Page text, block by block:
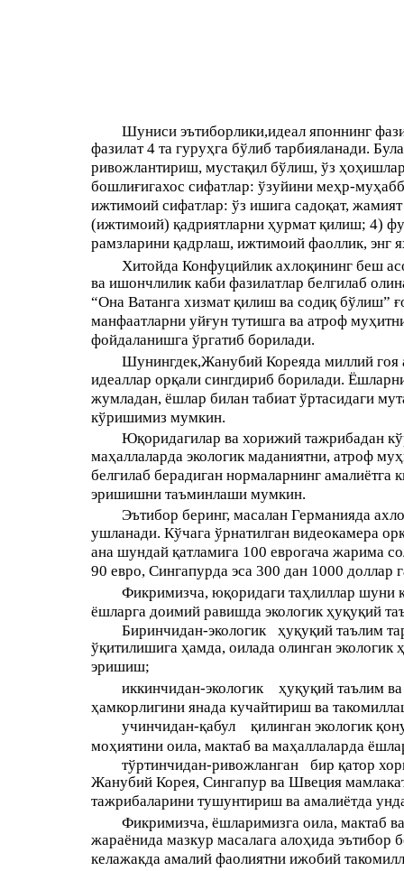
Шуниси эътиборлики,идеал японнинг
фазилат 4 та гуруҳга бўлиб тарбияланади.
ривожлантириш, мустақил бўлиш, ўз
бошлиғигахос сифатлар: ўзуйини меҳр-
ижтимоий сифатлар: ўз ишига садоқат,
(ижтимоий) қадриятларни ҳурмат қилиш; 4)
рамзларини қадрлаш, ижтимоий фаоллик, энг
Хитойда Конфуцийлик ахлоқининг беш
ва ишончлилик каби фазилатлар белгилаб
“Она Ватанга хизмат қилиш ва содиқ бўлиш”
манфаатларни уйғун тутишга ва атроф
фойдаланишга ўргатиб борилади.
Шунингдек,Жанубий Кореяда миллий гоя
идеаллар орқали сингдириб борилади.
жумладан, ёшлар билан табиат ўртасидаги
кўришимиз мумкин.
Юқоридагилар ва хорижий тажрибадан
маҳаллаларда экологик маданиятни, атроф
белгилаб берадиган нормаларнинг
эришишни таъминлаши мумкин.
Эътибор беринг, масалан Германияда
ушланади. Кўчага ўрнатилган видеокамера
ана шундай қатламига 100 еврогача жарима
90 евро, Сингапурда эса 300 дан 1000 доллар
Фикримизча, юқоридаги таҳлиллар шуни
ёшларга доимий равишда экологик ҳуқуқий
Биринчидан-экологик
ҳуқуқий таълим
ўқитилишига ҳамда, оилада олинган
эришиш;
иккинчидан-экологик
ҳуқуқий таълим
ҳамкорлигини янада кучайтириш ва
учинчидан-қабул
қилинган экологик
моҳиятини оила, мактаб ва маҳаллаларда
тўртинчидан-ривожланган
бир қатор
Жанубий Корея, Сингапур ва Швеция
тажрибаларини тушунтириш ва амалиётда
Фикримизча, ёшларимизга оила, мактаб
жараёнида мазкур масалага алоҳида
келажакда амалий фаолиятни ижобий